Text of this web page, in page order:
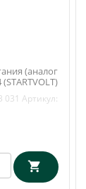
(аналог
031 Артикул: